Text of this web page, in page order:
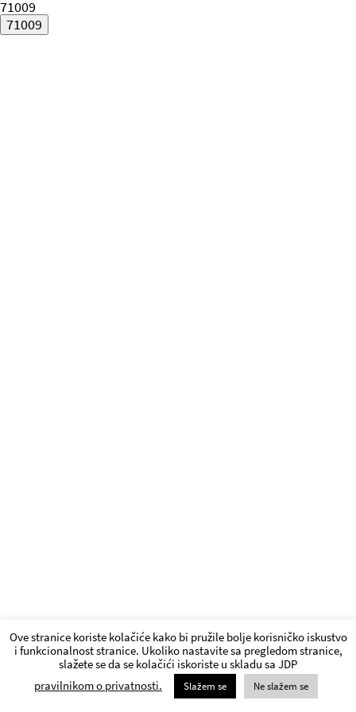
71009
Ove stranice koriste kolačiće kako bi pružile bolje korisničko iskustvo
i funkcionalnost stranice. Ukoliko nastavite sa pregledom stranice,
slažete se da se kolačići iskoriste u skladu sa JDP
pravilnikom o privatnosti.
Slažem se Ne slažem se